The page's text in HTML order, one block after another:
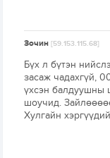
Зочин[59.153.115.68]
Бүх л бүтэн
засаж чадахгүй,
үхсэн балдуушны
шоучид.
Хулгайн